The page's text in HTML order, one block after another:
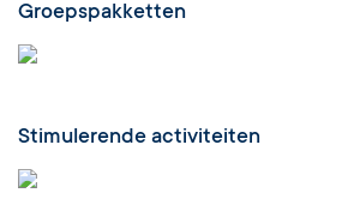
Groepspakketten
Stimulerende activiteiten